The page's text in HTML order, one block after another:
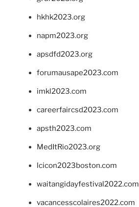
hkhk2023.org
napm2023.org
apsdfd2023.org
forumausape2023.com
imkl2023.com
careerfaircsd2023.com
apsth2023.com
MedItRio2023.org
lcicon2023boston.com
waitangidayfestival2022.com
vacancesscolaires2022.com